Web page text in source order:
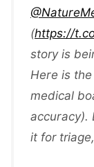
(https://
story is
Here is
medical
accuracy).
it for